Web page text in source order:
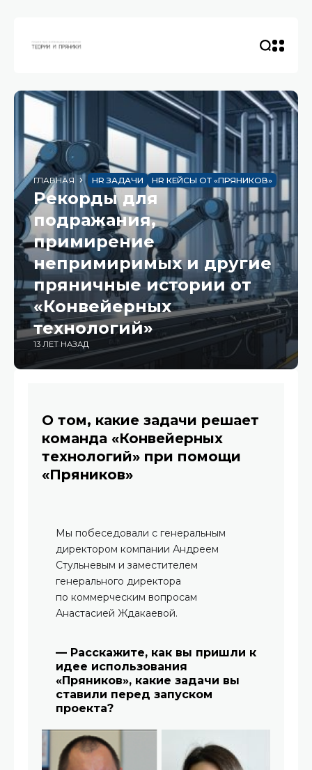
ГЛАВНАЯ HR ЗАДАЧИ HR КЕЙСЫ ОТ «ПРЯНИКОВ»
Рекорды для
подражания,
примирение
непримиримых и другие
пряничные истории от
«Конвейерных
технологий»
13 ЛЕТ НАЗАД
О том, какие задачи решает
команда «Конвейерных
технологий» при помощи
«Пряников»
Мы побеседовали с генеральным
директором компании Андреем
Стульневым и заместителем
генерального директора
по коммерческим вопросам
Анастасией Ждакаевой.
— Расскажите, как вы пришли к
идее использования
«Пряников», какие задачи вы
ставили перед запуском
проекта?